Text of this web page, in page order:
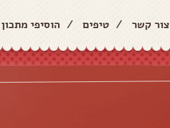
צור קשר / טיפים / הוסיפי מתכון